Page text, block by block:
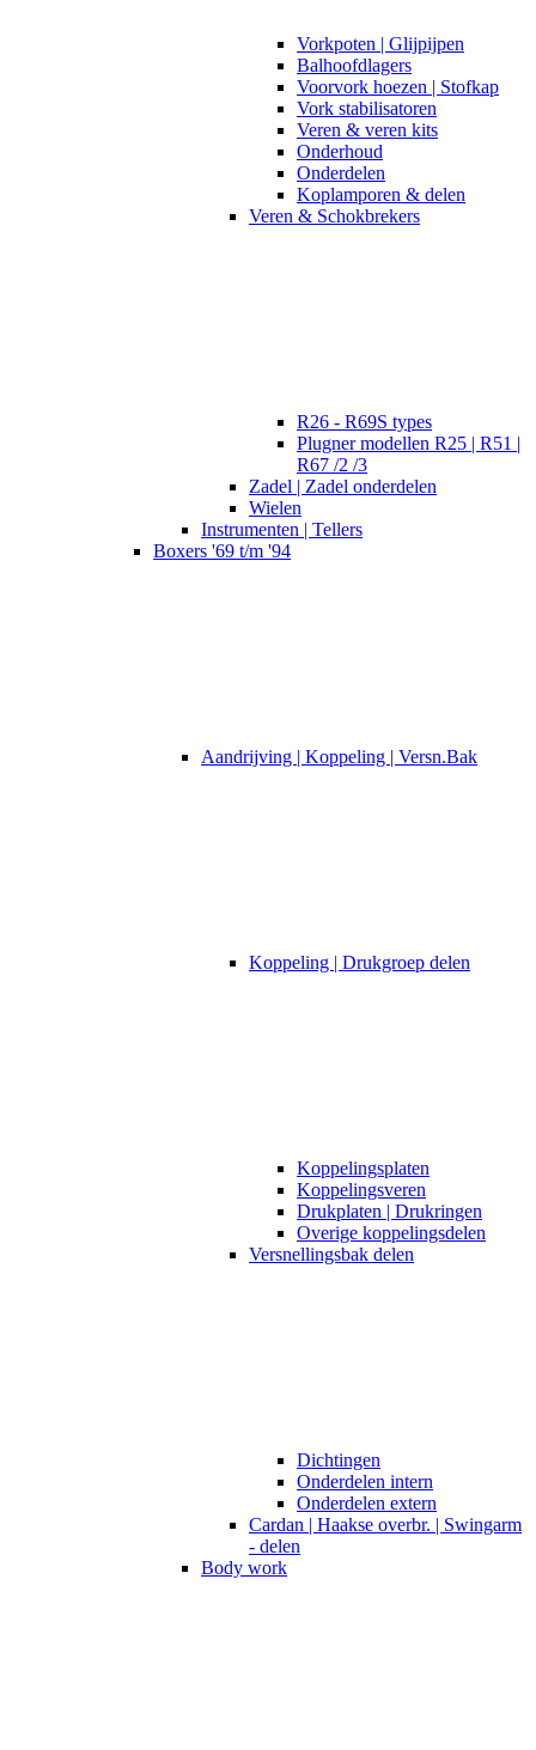
Vorkpoten | Glijpijpen
Balhoofdlagers
Voorvork hoezen | Stofkap
Vork stabilisatoren
Veren & veren kits
Onderhoud
Onderdelen
Koplamporen & delen
Veren & Schokbrekers
R26 - R69S types
Plugner modellen R25 | R51 |
R67 /2 /3
Zadel | Zadel onderdelen
Wielen
Instrumenten | Tellers
Boxers '69 t/m '94
Aandrijving | Koppeling | Versn.Bak
Koppeling | Drukgroep delen
Koppelingsplaten
Koppelingsveren
Drukplaten | Drukringen
Overige koppelingsdelen
Versnellingsbak delen
Dichtingen
Onderdelen intern
Onderdelen extern
Cardan | Haakse overbr. | Swingarm
- delen
Body work